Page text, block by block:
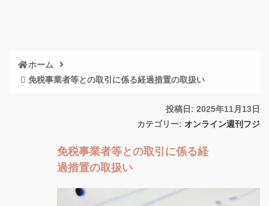
ホーム
免税事業者等との取引に係る経過措置の取扱い
投稿日: 2025年11月13日
カテゴリー: オンライン週刊フジ
免税事業者等との取引に係る経
過措置の取扱い